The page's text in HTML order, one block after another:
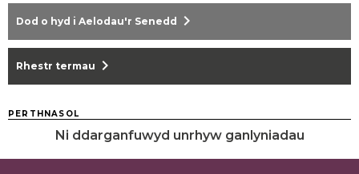
Dod o hyd i Aelodau'r Senedd chevron_right
Rhestr termau chevron_right
PERTHNASOL
Ni ddarganfuwyd unrhyw ganlyniadau